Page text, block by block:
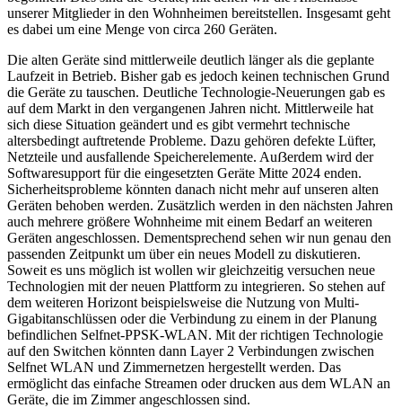
unserer Mitglieder in den Wohnheimen bereitstellen. Insgesamt geht
es dabei um eine Menge von circa 260 Geräten.
Die alten Geräte sind mittlerweile deutlich länger als die geplante
Laufzeit in Betrieb. Bisher gab es jedoch keinen technischen Grund
die Geräte zu tauschen. Deutliche Technologie-Neuerungen gab es
auf dem Markt in den vergangenen Jahren nicht. Mittlerweile hat
sich diese Situation geändert und es gibt vermehrt technische
altersbedingt auftretende Probleme. Dazu gehören defekte Lüfter,
Netzteile und ausfallende Speicherelemente. Auẞerdem wird der
Softwaresupport für die eingesetzten Geräte Mitte 2024 enden.
Sicherheitsprobleme könnten danach nicht mehr auf unseren alten
Geräten behoben werden. Zusätzlich werden in den nächsten Jahren
auch mehrere größere Wohnheime mit einem Bedarf an weiteren
Geräten angeschlossen. Dementsprechend sehen wir nun genau den
passenden Zeitpunkt um über ein neues Modell zu diskutieren.
Soweit es uns möglich ist wollen wir gleichzeitig versuchen neue
Technologien mit der neuen Plattform zu integrieren. So stehen auf
dem weiteren Horizont beispielsweise die Nutzung von Multi-
Gigabitanschlüssen oder die Verbindung zu einem in der Planung
befindlichen Selfnet-PPSK-WLAN. Mit der richtigen Technologie
auf den Switchen könnten dann Layer 2 Verbindungen zwischen
Selfnet WLAN und Zimmernetzen hergestellt werden. Das
ermöglicht das einfache Streamen oder drucken aus dem WLAN an
Geräte, die im Zimmer angeschlossen sind.